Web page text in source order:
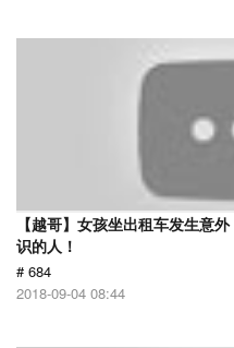
【越哥】女孩坐出租车发生意
识的人！
# 684
2018-09-04 08:44